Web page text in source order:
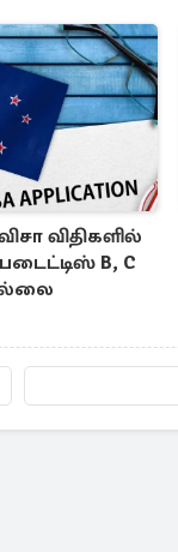
விதிகளில்
B, C